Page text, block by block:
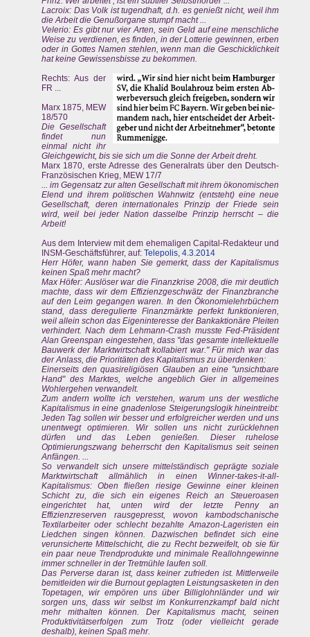
Lacroix: Das Volk ist tugendhaft, d.h. es genießt nicht, weil ihm
die Arbeit die Genußorgane stumpf macht ...
Velerio: Es gibt nur vier Arten, sein Geld auf eine menschliche
Weise zu verdienen, es finden, in der Lotterie gewinnen, erben
oder in Gottes Namen stehlen, wenn man die Geschicklichkeit
hat keine Gewissensbisse zu bekommen.
Rechts: Aus der
FR ...
Marx 1875, MEW
18/570
Die Gesellschaft
findet nun
einmal nicht ihr
Gleichgewicht, bis sie sich um die Sonne der Arbeit dreht.
Marx 1870, erste Adresse des Generalrats über den Deutsch-
Französischen Krieg, MEW 17/7
... im Gegensatz zur alten Gesellschaft mit ihrem ökonomischen
Elend und ihrem politischen Wahnwitz (entsteht) eine neue
Gesellschaft, deren internationales Prinzip der Friede sein
wird, weil bei jeder Nation dasselbe Prinzip herrscht – die
Arbeit!
Aus dem Interview mit dem ehemaligen Capital-Redakteur und
INSM-Geschäftsführer, auf: Telepolis, 4.3.2014
Herr Höfer, wann haben Sie gemerkt, dass der Kapitalismus
keinen Spaß mehr macht?
Max Höfer: Auslöser war die Finanzkrise 2008, die mir deutlich
machte, dass wir dem Effizienzgeschwätz der Finanzbranche
auf den Leim gegangen waren. In den Ökonomielehrbüchern
stand, dass deregulierte Finanzmärkte perfekt funktionieren,
weil allein schon das Eigeninteresse der Bankaktionäre Pleiten
verhindert. Nach dem Lehmann-Crash musste Fed-Präsident
Alan Greenspan eingestehen, dass "das gesamte intellektuelle
Bauwerk der Marktwirtschaft kollabiert war." Für mich war das
der Anlass, die Prioritäten des Kapitalismus zu überdenken:
Einerseits den quasireligiösen Glauben an eine "unsichtbare
Hand" des Marktes, welche angeblich Gier in allgemeines
Wohlergehen verwandelt.
Zum andern wollte ich verstehen, warum uns der westliche
Kapitalismus in eine gnadenlose Steigerungslogik hineintreibt:
Jeden Tag sollen wir besser und erfolgreicher werden und uns
unentwegt optimieren. Wir sollen uns nicht zurücklehnen
dürfen und das Leben genießen. Dieser ruhelose
Optimierungszwang beherrscht den Kapitalismus seit seinen
Anfängen. ...
So verwandelt sich unsere mittelständisch geprägte soziale
Marktwirtschaft allmählich in einen Winner-takes-it-all-
Kapitalismus: Oben fließen riesige Gewinne einer kleinen
Schicht zu, die sich ein eigenes Reich an Steueroasen
eingerichtet hat, unten wird der letzte Penny an
Effizienzreserven rausgepresst, wovon kambodschanische
Textilarbeiter oder schlecht bezahlte Amazon-Lageristen ein
Liedchen singen können. Dazwischen befindet sich eine
verunsicherte Mittelschicht, die zu Recht bezweifelt, ob sie für
ein paar neue Trendprodukte und minimale Reallohngewinne
immer schneller in der Tretmühle laufen soll.
Das Perverse daran ist, dass keiner zufrieden ist. Mittlerweile
bemitleiden wir die Burnout geplagten Leistungsasketen in den
Topetagen, wir empören uns über Billiglohnländer und wir
sorgen uns, dass wir selbst im Konkurrenzkampf bald nicht
mehr mithalten können. Der Kapitalismus macht, seinen
Produktivitätserfolgen zum Trotz (oder vielleicht gerade
deshalb), keinen Spaß mehr.